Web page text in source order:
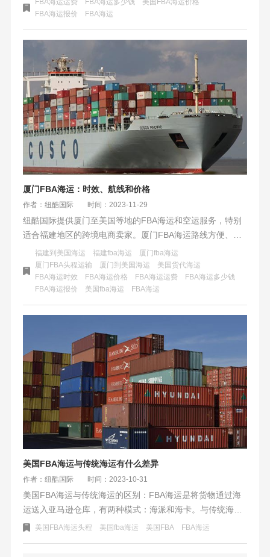
运体积重换算公式是：体积重=长宽高/换算系数，其中长、
FBA海运运费 FBA海运多少钱
美国FBA海运价格
FBA海运报价
​FBA海运
厦门FBA海运：时效、航线和价格
作者：纽酷国际 时间：2023-11-29
纽酷国际提供厦门至美国等地的FBA海运和空运服务，特别
适合福建地区的跨境电商卖家。厦门FBA海运路线方便、流
程清晰，提供两种船运方式及时效选择，以满足不同需求。
价格根据商品情况和运输距离等因素计算，公平合理。纽酷
国际致力于优化物流解决方案，推动中国跨境电商行业发
展。
福建到美国海运 福建fba海运
厦门fba海运
厦门FBA头程运输
厦门到美国海运
美国货代海运
FBA海运时效
FBA海运价格 FBA海运运费
FBA海运多少钱
FBA海运报价
美国fba海运 ​FBA海运
美国FBA海运与传统海运有什么差异
作者：纽酷国际 时间：2023-10-31
美国FBA海运与传统海运的区别：FBA海运是将货物通过海
运送入亚马逊仓库，有两种模式：海派和海卡。与传统海运
相比，FBA海运在运输目的地、方式、清关方式及发货人与
美国FBA海运头程 美国fba海运 美国FBA ​FBA海运